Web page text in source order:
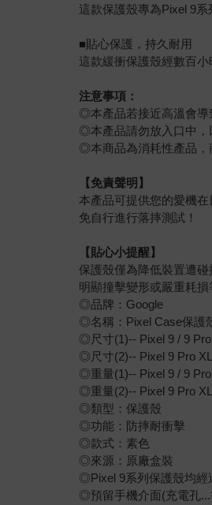
這款保護殼專為Pixel 9
■貼心保護，持久耐用
這款緩衝保護殼經數百
注意事項：
◎本產品若接近高溫會導
◎本產品請勿放入口中，
◎本商品為消耗性產品，
【免責聲明】
本產品可提供您的愛機
免自行進行落摔測試！
【貼心小提醒】
保護殼僅為降低裝置遭
明顯撞擊變形或嚴重耗
◎品牌：Google
◎名稱：Pixel Case保護
◎尺寸(1)-- Pixel 9 / 9
◎尺寸(2)-- Pixel 9 Pro
◎重量(1)-- Pixel 9 / 9
◎重量(2)-- Pixel 9 Pro
◎類型：保護殼
◎功能：防摔耐衝擊
◎款式：素色
◎來源：原廠盒裝
◎Pixel 9系列保護殼均經
◎預留手機介面(充電孔...